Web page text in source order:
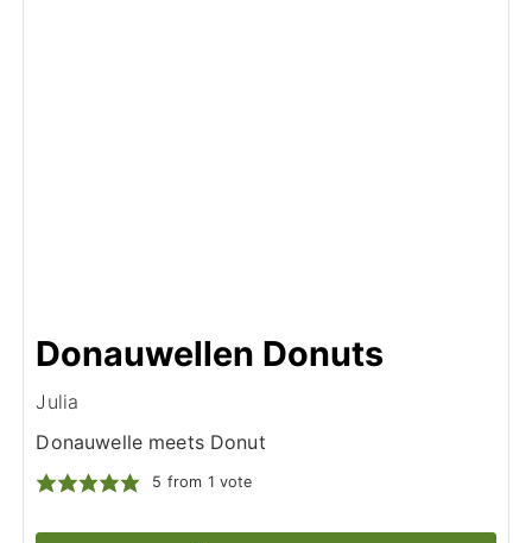
Donauwellen Donuts
Julia
Donauwelle meets Donut
5 from 1 vote